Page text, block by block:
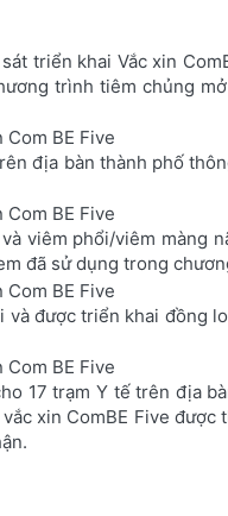
triển khai Vắc xin
trình tiêm chủng
địa bàn thành phố
viêm phổi/viêm
đã sử dụng trong
được triển khai đồng
17 trạm Y tế trên địa
xin ComBE Five